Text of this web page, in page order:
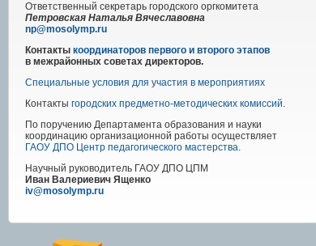
Ответственный секретарь городского оргкомитета
Петровская Наталья Вячеславовна
np@mosolymp.ru
Контакты координаторов первого и второго этапов
в межрайонных советах директоров.
Специальные условия для участия в мероприятиях
Контакты городских предметно-методических комиссий.
По поручению Департамента образования и науки
координацию организационной работы осуществляет
ГАОУ ДПО Центр педагогического мастерства.
Научный руководитель ГАОУ ДПО ЦПМ
Иван Валериевич Ященко
iv@mosolymp.ru